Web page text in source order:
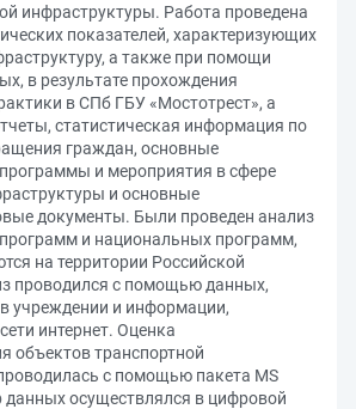
инфраструктуры. Работа проведена
показателей, характеризующих
а также при помощи
в результате прохождения
в СПб ГБУ «Мостотрест», а
статистическая информация по
граждан, основные
и мероприятия в сфере
и основные
документы. Были проведен анализ
и национальных программ,
на территории Российской
проводился с помощью данных,
учреждении и информации,
интернет. Оценка
объектов транспортной
с помощью пакета MS
данных осуществлялся в цифровой